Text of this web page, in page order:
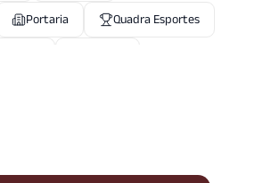
Portaria
Quadra Esportes